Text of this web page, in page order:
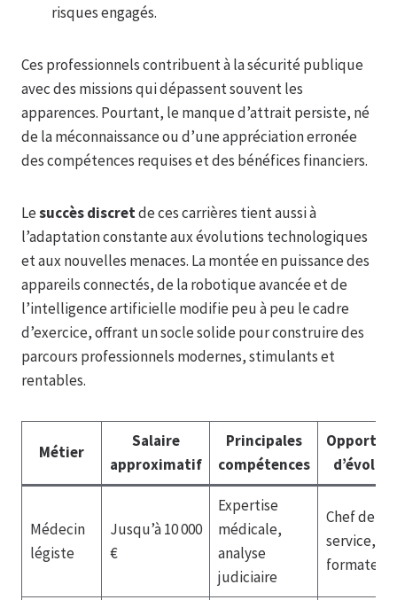
risques engagés.
Ces professionnels contribuent à la sécurité publique
avec des missions qui dépassent souvent les
apparences. Pourtant, le manque d’attrait persiste, né
de la méconnaissance ou d’une appréciation erronée
des compétences requises et des bénéfices financiers.
Lesuccès discretde ces carrières tient aussi à
l’adaptation constante aux évolutions technologiques
et aux nouvelles menaces. La montée en puissance des
appareils connectés, de la robotique avancée et de
l’intelligence artificielle modifie peu à peu le cadre
d’exercice, offrant un socle solide pour construire des
parcours professionnels modernes, stimulants et
rentables.
Métier
Salaire
approximatif
Principales
compétences
Médecin
légiste
Jusqu’à 10 000
€
Expertise
médicale,
analyse
judiciaire
Chef de
service,
formateur